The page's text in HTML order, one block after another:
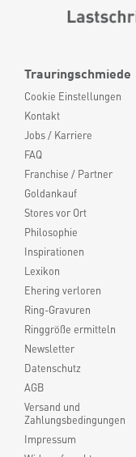
Trauringschmiede
Cookie Einstellungen
Kontakt
Jobs / Karriere
FAQ
Franchise / Partner
Goldankauf
Stores vor Ort
Philosophie
Inspirationen
Lexikon
Ehering verloren
Ring-Gravuren
Ringgröße ermitteln
Newsletter
Datenschutz
AGB
Versand und
Zahlungsbedingungen
Impressum